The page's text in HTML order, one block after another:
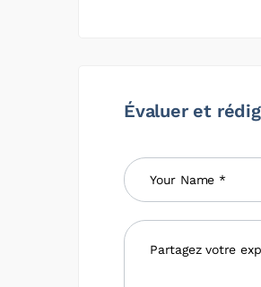
Évaluer et